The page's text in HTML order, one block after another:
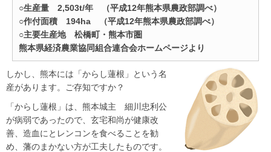
○生産量 2,503t/年 （平成12年熊本県農政部調べ）
○作付面積 194ha （平成12年熊本県農政部調べ）
○主要生産地 松橋町・熊本市圏
熊本県経済農業協同組合連合会ホームページより
しかし、熊本には「からし蓮根」という名
産があります。ご存知ですか？
「からし蓮根」は、熊本城主 細川忠利公
が病弱であったので、玄宅和尚が健康改
善、造血にとレンコンを食べることを勧
め、藩のまかない方が工夫したものです。